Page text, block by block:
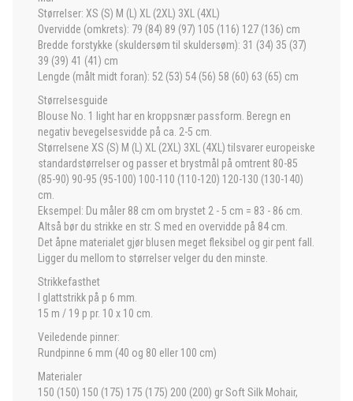
Størrelser: XS (S) M (L) XL (2XL) 3XL (4XL)
Overvidde (omkrets): 79 (84) 89 (97) 105 (116) 127 (136) cm
Bredde forstykke (skuldersøm til skuldersøm): 31 (34) 35 (37)
39 (39) 41 (41) cm
Lengde (målt midt foran): 52 (53) 54 (56) 58 (60) 63 (65) cm
Størrelsesguide
Blouse No. 1 light har en kroppsnær passform. Beregn en
negativ bevegelsesvidde på ca. 2-5 cm.
Størrelsene XS (S) M (L) XL (2XL) 3XL (4XL) tilsvarer europeiske
standardstørrelser og passer et brystmål på omtrent 80-85
(85-90) 90-95 (95-100) 100-110 (110-120) 120-130 (130-140)
cm.
Eksempel: Du måler 88 cm om brystet 2 - 5 cm = 83 - 86 cm.
Altså bør du strikke en str. S med en overvidde på 84 cm.
Det åpne materialet gjør blusen meget fleksibel og gir pent fall.
Ligger du mellom to størrelser velger du den minste.
Strikkefasthet
I glattstrikk på p 6 mm.
15 m / 19 p pr. 10 x 10 cm.
Veiledende pinner:
Rundpinne 6 mm (40 og 80 eller 100 cm)
Materialer
150 (150) 150 (175) 175 (175) 200 (200) gr Soft Silk Mohair,